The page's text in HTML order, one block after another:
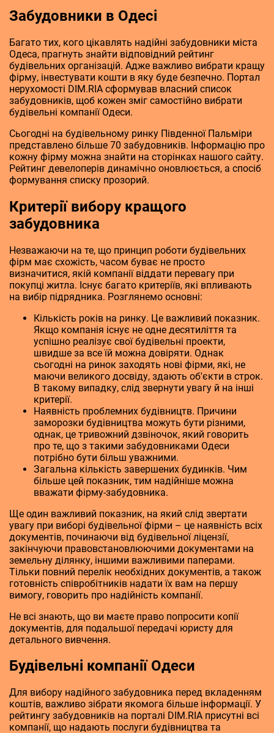
Забудовники в Одесі
Багато тих, кого цікавлять надійні забудовники міста
Одеса, прагнуть знайти відповідний рейтинг
будівельних організацій. Адже важливо вибрати кращу
фірму, інвестувати кошти в яку буде безпечно. Портал
нерухомості DIM.RIA сформував власний список
забудовників, щоб кожен зміг самостійно вибрати
будівельні компанії Одеси.
Сьогодні на будівельному ринку Південної Пальміри
представлено більше 70 забудовників. Інформацію про
кожну фірму можна знайти на сторінках нашого сайту.
Рейтинг девелоперів динамічно оновлюється, а спосіб
формування списку прозорий.
Критерії вибору кращого
забудовника
Незважаючи на те, що принцип роботи будівельних
фірм має схожість, часом буває не просто
визначитися, якій компанії віддати перевагу при
покупці житла. Існує багато критеріїв, які впливають
на вибір підрядника. Розглянемо основні:
Кількість років на ринку. Це важливий показник.
Якщо компанія існує не одне десятиліття та
успішно реалізує свої будівельні проекти,
швидше за все їй можна довіряти. Однак
сьогодні на ринок заходять нові фірми, які, не
маючи великого досвіду, здають об'єкти в строк.
В такому випадку, слід звернути увагу й на інші
критерії.
Наявність проблемних будівництв. Причини
заморозки будівництва можуть бути різними,
однак, це тривожний дзвіночок, який говорить
про те, що з такими забудовниками Одеси
потрібно бути більш уважними.
Загальна кількість завершених будинків. Чим
більше цей показник, тим надійніше можна
вважати фірму-забудовника.
Ще один важливий показник, на який слід звертати
увагу при виборі будівельної фірми – це наявність всіх
документів, починаючи від будівельної ліцензії,
закінчуючи правовстановлюючими документами на
земельну ділянку, іншими важливими паперами.
Тільки повний перелік необхідних документів, а також
готовність співробітників надати їх вам на першу
вимогу, говорить про надійність компанії.
Не всі знають, що ви маєте право попросити копії
документів, для подальшої передачі юристу для
детального вивчення.
Будівельні компанії Одеси
Для вибору надійного забудовника перед вкладенням
коштів, важливо зібрати якомога більше інформації. У
рейтингу забудовників на порталі DIM.RIA присутні всі
компанії, що надають послуги будівництва та